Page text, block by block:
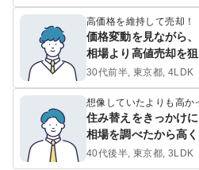
高価格を維持して売却！
価格変動を見ながら、
相場より高値売却を
30代前半, 東京都, 4LDK
想像していたよりも高か
住み替えをきっかけに
相場を調べたから高
40代後半, 東京都, 3LDK